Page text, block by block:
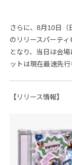
さらに、8月10日（
のリリースパーテ
となり、当日は会
ットは現在最速先行
【リリース情報】